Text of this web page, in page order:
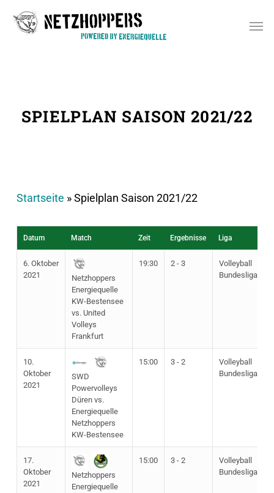
SPIELPLAN SAISON 2021/22
Startseite »Spielplan Saison 2021/22
Datum Match Zeit Ergebnisse Liga
6. Oktober
2021
Netzhoppers
Energiequelle
KW-Bestensee
vs. United
Volleys
Frankfurt
19:30 2 - 3
Volleyball
Bundesliga
10.
Oktober
2021
SWD
Powervolleys
Düren vs.
Energiequelle
Netzhoppers
KW-Bestensee
15:00 3 - 2
Volleyball
Bundesliga
17.
Oktober
2021
Netzhoppers
Energiequelle
15:00 3 - 2
Volleyball
Bundesliga